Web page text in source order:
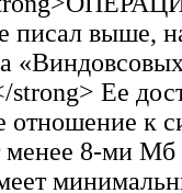
писал выше,
strong> Ее
отношение к
менее 8-ми